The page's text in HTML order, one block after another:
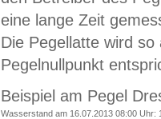
eine lange Zeit
Die Pegellatte wird
Pegelnullpunkt
Beispiel am Pegel
Wasserstand am 16.07.2013 08:00 Uhr: